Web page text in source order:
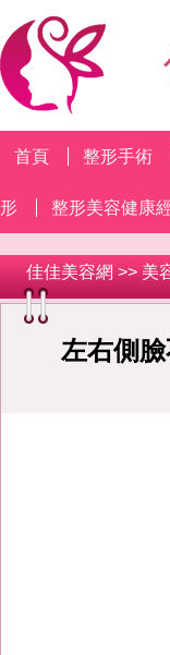
首頁 整形手術
形 整形美容健康
佳佳美容網 >> 美
左右側